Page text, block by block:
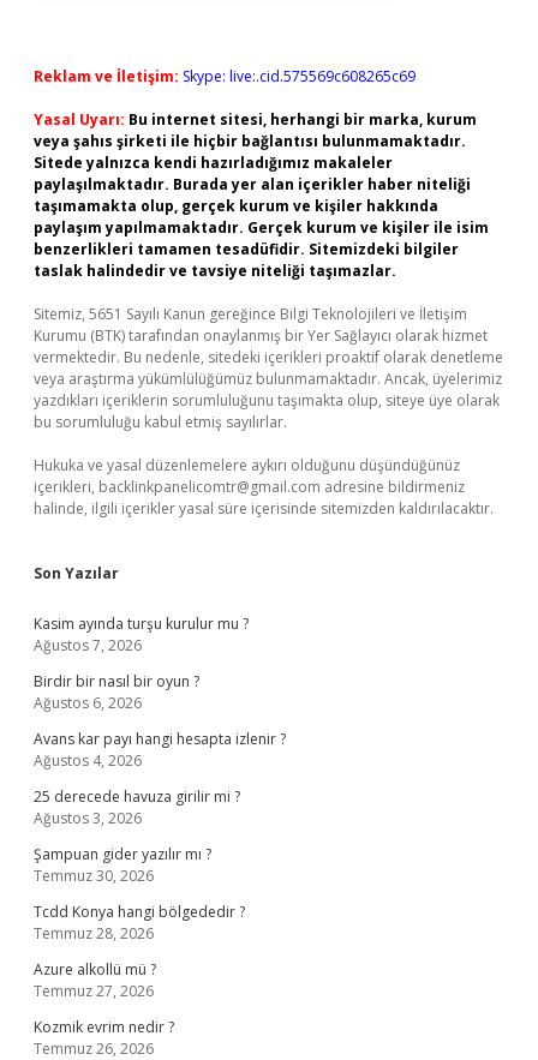
Reklam ve İletişim: Skype: live:.cid.575569c608265c69
Yasal Uyarı: Bu internet sitesi, herhangi bir marka, kurum
veya şahıs şirketi ile hiçbir bağlantısı bulunmamaktadır.
Sitede yalnızca kendi hazırladığımız makaleler
paylaşılmaktadır. Burada yer alan içerikler haber niteliği
taşımamakta olup, gerçek kurum ve kişiler hakkında
paylaşım yapılmamaktadır. Gerçek kurum ve kişiler ile isim
benzerlikleri tamamen tesadüfidir. Sitemizdeki bilgiler
taslak halindedir ve tavsiye niteliği taşımazlar.
Sitemiz, 5651 Sayılı Kanun gereğince Bilgi Teknolojileri ve İletişim
Kurumu (BTK) tarafından onaylanmış bir Yer Sağlayıcı olarak hizmet
vermektedir. Bu nedenle, sitedeki içerikleri proaktif olarak denetleme
veya araştırma yükümlülüğümüz bulunmamaktadır. Ancak, üyelerimiz
yazdıkları içeriklerin sorumluluğunu taşımakta olup, siteye üye olarak
bu sorumluluğu kabul etmiş sayılırlar.
Hukuka ve yasal düzenlemelere aykırı olduğunu düşündüğünüz
içerikleri, backlinkpanelicomtr@gmail.com adresine bildirmeniz
halinde, ilgili içerikler yasal süre içerisinde sitemizden kaldırılacaktır.
Son Yazılar
Kasim ayında turşu kurulur mu ?
Ağustos 7, 2026
Birdir bir nasıl bir oyun ?
Ağustos 6, 2026
Avans kar payı hangi hesapta izlenir ?
Ağustos 4, 2026
25 derecede havuza girilir mi ?
Ağustos 3, 2026
Şampuan gider yazılır mı ?
Temmuz 30, 2026
Tcdd Konya hangi bölgededir ?
Temmuz 28, 2026
Azure alkollü mü ?
Temmuz 27, 2026
Kozmik evrim nedir ?
Temmuz 26, 2026